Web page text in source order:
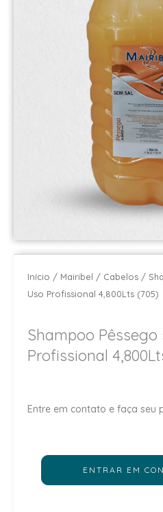
Início / Mairibel / Cabelos /
Uso Profissional 4,800Lts (705)
Shampoo Pêssego
Profissional
Entre em contato e faça seu
ENTRAR EM